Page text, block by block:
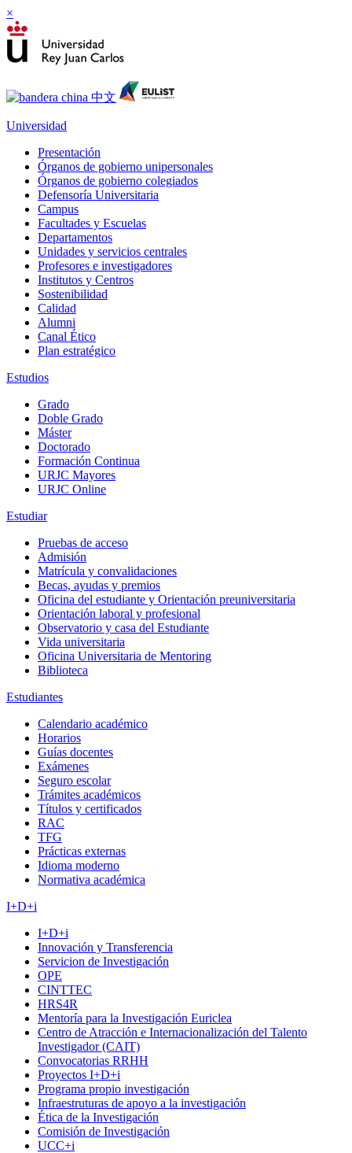
×
Universidad
Presentación
Órganos de gobierno unipersonales
Órganos de gobierno colegiados
Defensoría Universitaria
Campus
Facultades y Escuelas
Departamentos
Unidades y servicios centrales
Profesores e investigadores
Institutos y Centros
Sostenibilidad
Calidad
Alumni
Canal Ético
Plan estratégico
Estudios
Grado
Doble Grado
Máster
Doctorado
Formación Continua
URJC Mayores
URJC Online
Estudiar
Pruebas de acceso
Admisión
Matrícula y convalidaciones
Becas, ayudas y premios
Oficina del estudiante y Orientación preuniversitaria
Orientación laboral y profesional
Observatorio y casa del Estudiante
Vida universitaria
Oficina Universitaria de Mentoring
Biblioteca
Estudiantes
Calendario académico
Horarios
Guías docentes
Exámenes
Seguro escolar
Trámites académicos
Títulos y certificados
RAC
TFG
Prácticas externas
Idioma moderno
Normativa académica
I+D+i
I+D+i
Innovación y Transferencia
Servicion de Investigación
OPE
CINTTEC
HRS4R
Mentoría para la Investigación Euriclea
Centro de Atracción e Internacionalización del Talento
Investigador (CAIT)
Convocatorias RRHH
Proyectos I+D+i
Programa propio investigación
Infraestruturas de apoyo a la investigación
Ética de la Investigación
Comisión de Investigación
UCC+i